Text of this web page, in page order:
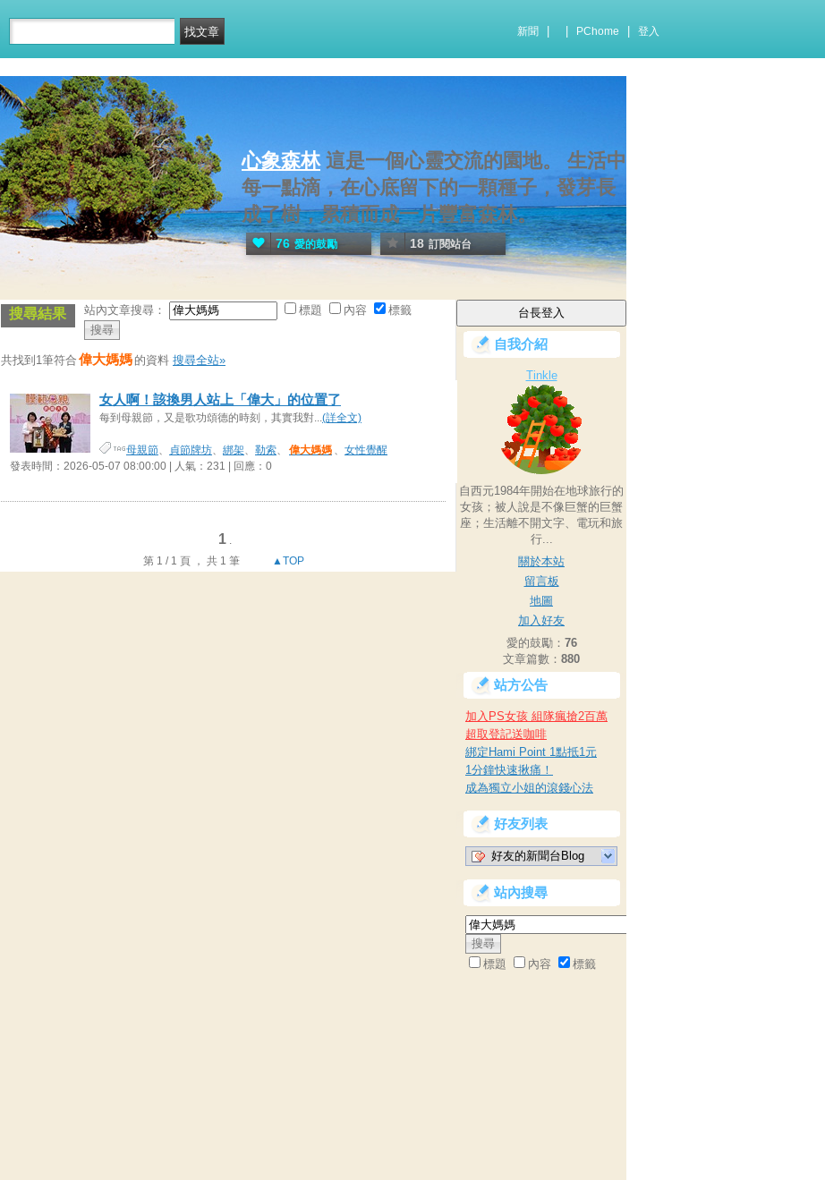
新聞 PChome 登入
心象森林 這是一個心靈交流的園地。 生活中
每一點滴，在心底留下的一顆種子，發芽長
成了樹，累積而成一片豐富森林。
76 愛的鼓勵 18 訂閱站台
搜尋結果 站內文章搜尋： 標題 內容 標籤
共找到1筆符合 偉大媽媽 的資料 搜尋全站»
女人啊！該換男人站上「偉大」的位置了
每到母親節，又是歌功頌德的時刻，其實我對... (詳全文)
母親節 貞節牌坊 綁架 勒索 偉大媽媽
女性覺醒
發表時間：2026-05-07 08:00:00 | 人氣：231 | 回應：0
1
第 1 / 1 頁 ， 共 1 筆
▲TOP
自我介紹
Tinkle
自西元1984年開始在地球旅行的
女孩；被人說是不像巨蟹的巨蟹
座；生活離不開文字、電玩和旅
行...
關於本站
留言板
地圖
加入好友
愛的鼓勵： 76
文章篇數： 880
站方公告
加入PS女孩 組隊瘋搶2百萬
超取登記送咖啡
綁定Hami Point 1點抵1元
1分鐘快速揪痛！
成為獨立小姐的滾錢心法
好友列表
好友的新聞台Blog
站內搜尋
標題 內容 標籤